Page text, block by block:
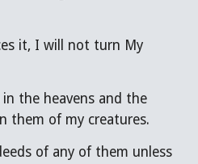
it, I will not turn My
the heavens and the
them of my creatures.
of any of them unless